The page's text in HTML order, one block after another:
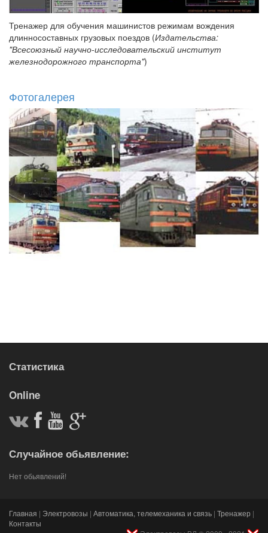
Тренажер для обучения машинистов режимам вождения
длинносоставных грузовых поездов (Издательства:
"Всесоюзный научно-исследовательский институт
железнодорожного транспорта")
Фотогалерея
Статистика
Online
Случайное обьявление:
Нет обьявлений!
Главная | Электровозы | Автоматика, телемеханика и связь | Тренажер |
Контакты